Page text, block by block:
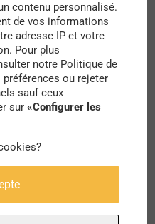
mars 2018, nous
et les
en matière de qualité
dépassés. De plus,
estime que 6600
être évités sur
parisienne
qui se pose
provoquent les
contenu personnalisé.
de vos informations
adresse IP et votre
Pour plus
notre Politique de
ou rejeter
sauf ceux
sur«Configurer les